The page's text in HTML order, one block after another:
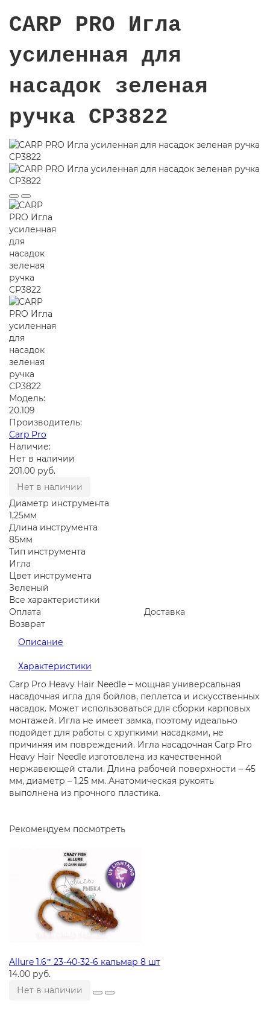
CARP PRO Игла
усиленная для
насадок зеленая
ручка CP3822
Модель:
20.109
Производитель:
Carp Pro
Наличие:
Нет в наличии
201.00 руб.
Нет в наличии
Диаметр инструмента
1,25мм
Длина инструмента
85мм
Тип инструмента
Игла
Цвет инструмента
Зеленый
Все характеристики
Оплата
Доставка
Возврат
Описание
Характеристики
Carp Pro Heavy Hair Needle – мощная универсальная
насадочная игла для бойлов, пеллетса и искусственных
насадок. Может использоваться для сборки карповых
монтажей. Игла не имеет замка, поэтому идеально
подойдет для работы с хрупкими насадками, не
причиняя им повреждений. Игла насадочная Carp Pro
Heavy Hair Needle изготовлена из качественной
нержавеющей стали. Длина рабочей поверхности – 45
мм, диаметр – 1,25 мм. Анатомическая рукоять
выполнена из прочного пластика.
Рекомендуем посмотреть
Allure 1.6ʺ 23-40-32-6 кальмар 8 шт
14.00 руб.
Нет в наличии